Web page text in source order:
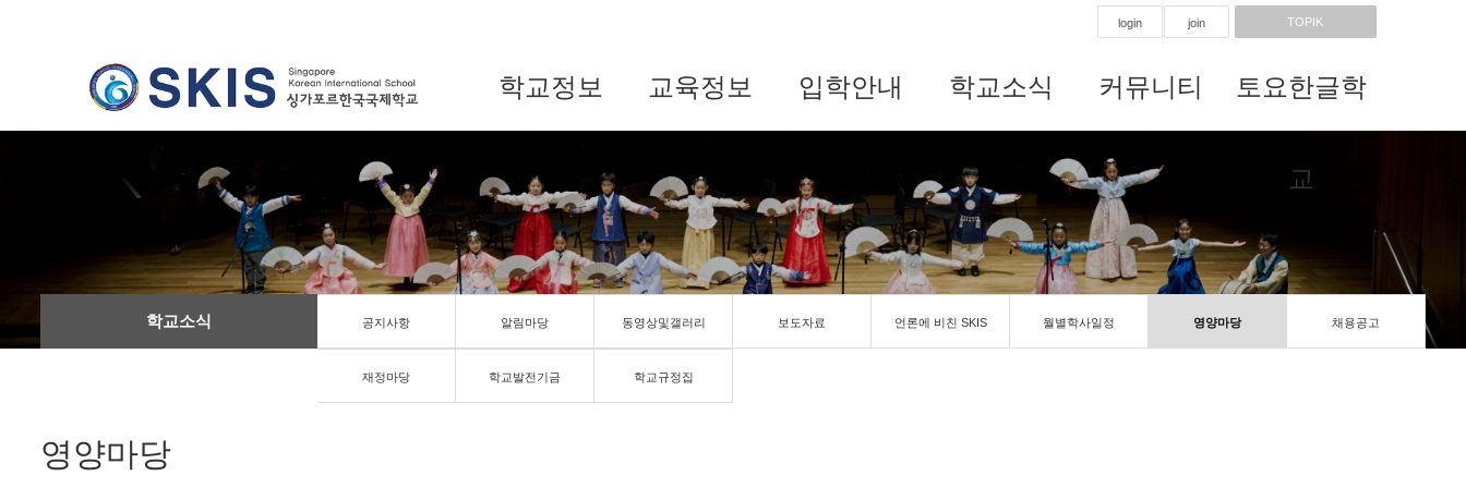
login join TOPIK
학교정보 교육정보 입학안내 학교소식 커뮤니티 토요한글학
교
학교소식 공지사항 알림마당 동영상및갤러리 보도자료 언론에 비친 SKIS 월별학사일정 영양마당 채용공고
재정마당 학교발전기금 학교규정집
영양마당